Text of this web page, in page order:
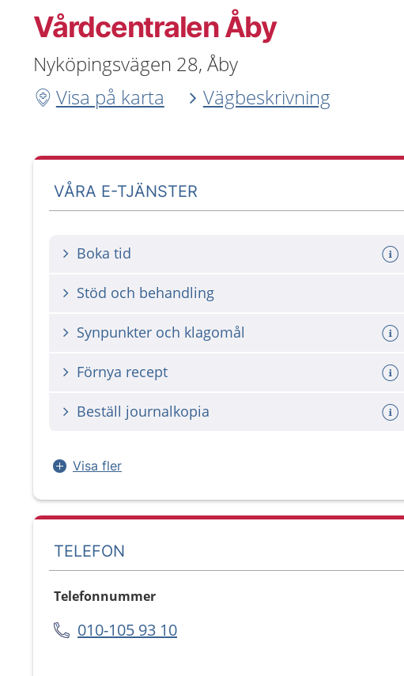
Vårdcentralen Åby
Nyköpingsvägen 28, Åby
Visa på karta
Vägbeskrivning
VÅRA E-TJÄNSTER
Boka tid
Stöd och behandling
Synpunkter och klagomål
Förnya recept
Beställ journalkopia
Visa fler
TELEFON
Telefonnummer
010-105 93 10